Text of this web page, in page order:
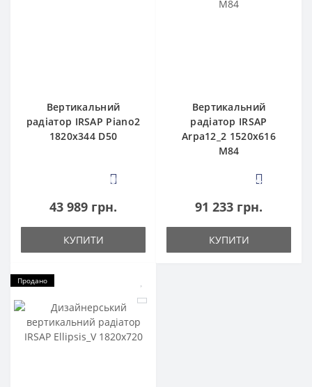
Вертикальний
радіатор IRSAP Piano2
1820x344 D50
0
43 989 грн.
КУПИТИ
Вертикальний
радіатор IRSAP
Arpa12_2 1520x616
M84
4
91 233 грн.
КУПИТИ
Продано